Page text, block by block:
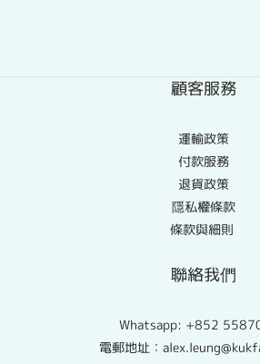
顧客服務
運輸政策
付款服務
退貨政策
隱私權條款
條款與細則
聯絡我們
Whatsapp: +852
電郵地址：